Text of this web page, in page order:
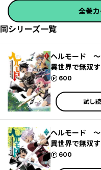
全巻
同シリーズ一覧
ヘルモード ～
異世界で無双
600
ポイント
試し
ヘルモード ～
異世界で無双
600
ポイント